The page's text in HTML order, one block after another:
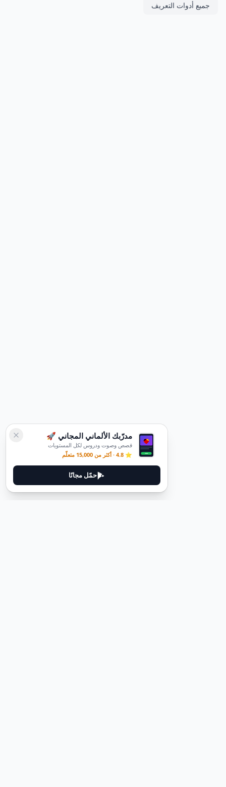
جميع أدوات التعريف
مدرّبك الألماني المجاني 🚀
قصص وصوت ودروس لكل المستويات
⭐ 4.8 · أكثر من 15,000 متعلّم
حمّل مجانًا